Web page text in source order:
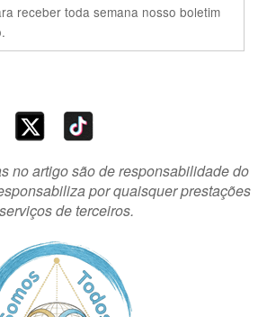
receber toda semana nosso boletim
no artigo são de responsabilidade do
por quaisquer prestações
de terceiros.